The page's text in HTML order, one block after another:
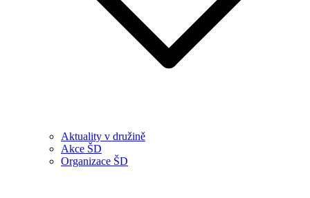
Aktuality v družině
Akce ŠD
Organizace ŠD